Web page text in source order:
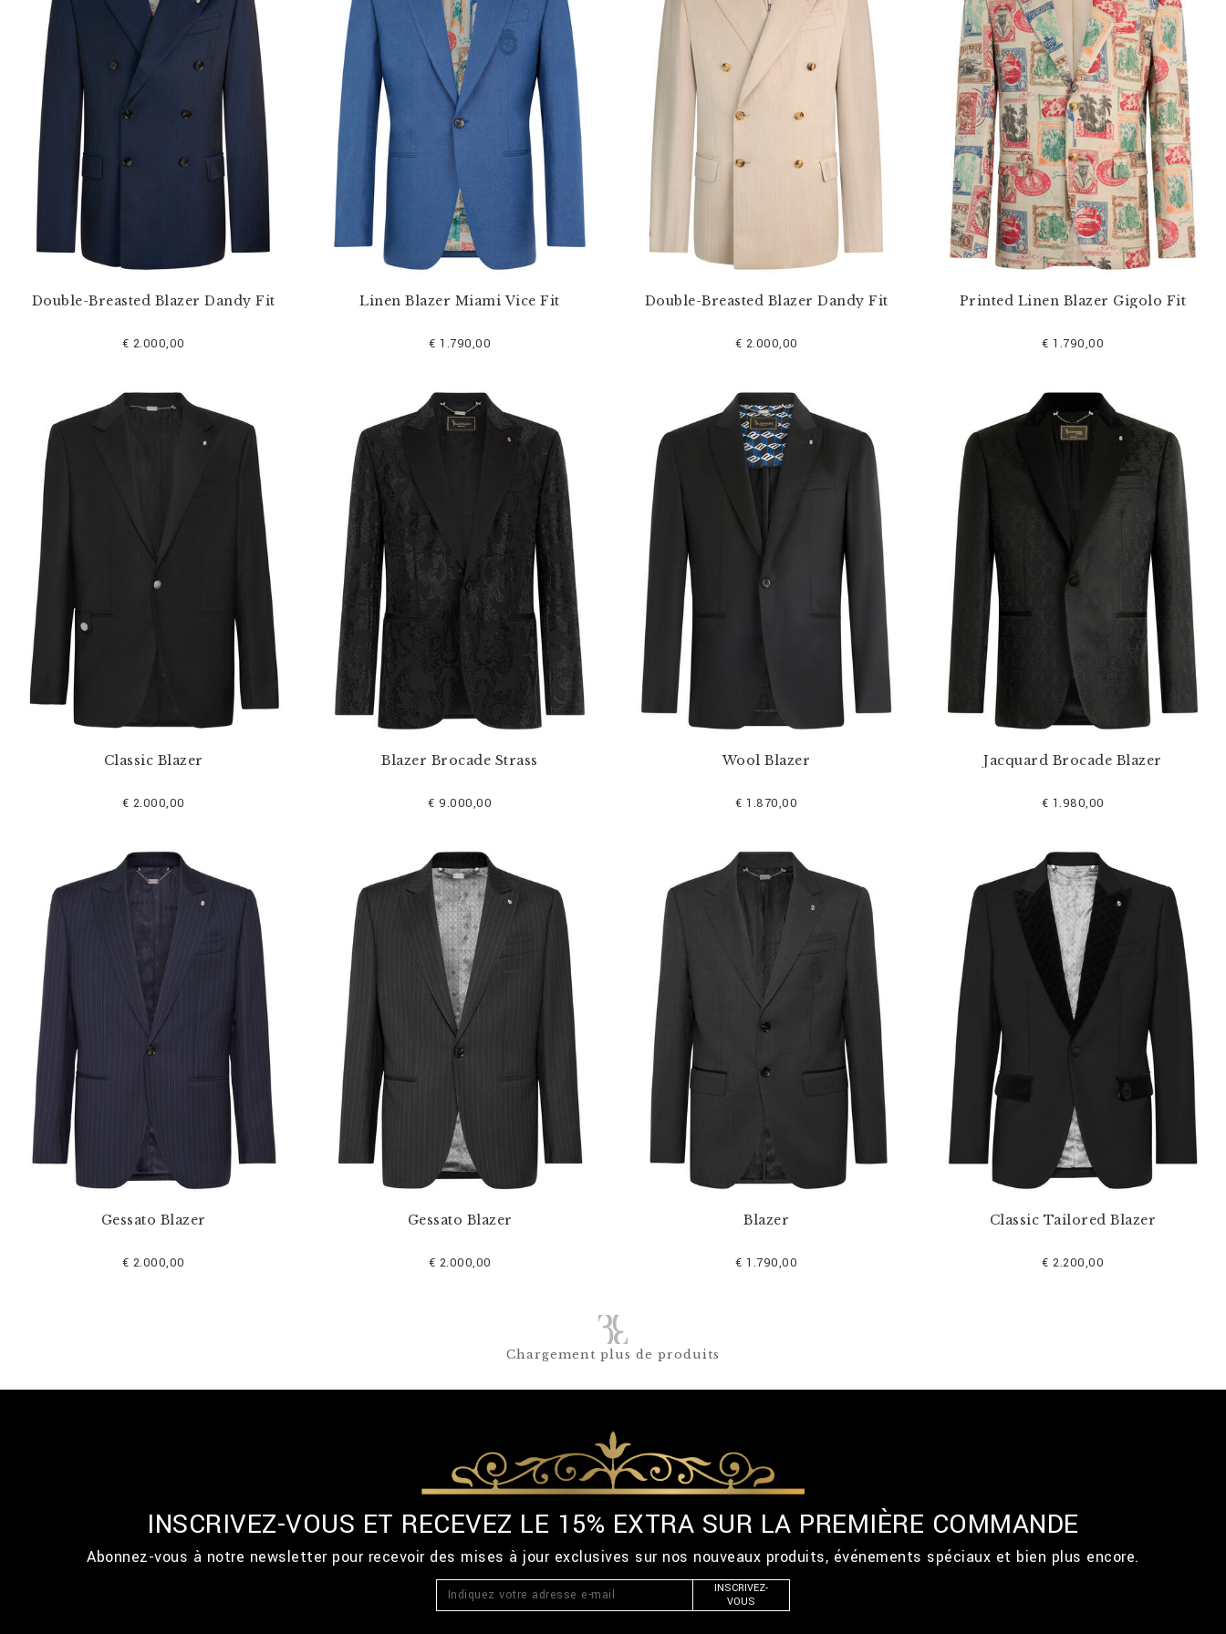
Double-Breasted Blazer Dandy Fit
€ 2.000,00
Linen Blazer Miami Vice Fit
€ 1.790,00
Double-Breasted Blazer Dandy Fit
€ 2.000,00
Printed Linen Blazer Gigolo Fit
€ 1.790,00
Classic Blazer
€ 2.000,00
Blazer Brocade Strass
€ 9.000,00
Wool Blazer
€ 1.870,00
Jacquard Brocade Blazer
€ 1.980,00
Gessato Blazer
€ 2.000,00
Gessato Blazer
€ 2.000,00
Blazer
€ 1.790,00
Classic Tailored Blazer
€ 2.200,00
Chargement plus de produits
INSCRIVEZ-VOUS ET RECEVEZ LE 15% EXTRA SUR LA PREMIÈRE COMMANDE
Abonnez-vous à notre newsletter pour recevoir des mises à jour exclusives sur nos nouveaux produits, événements spéciaux et bien plus encore.
INSCRIVEZ-
VOUS